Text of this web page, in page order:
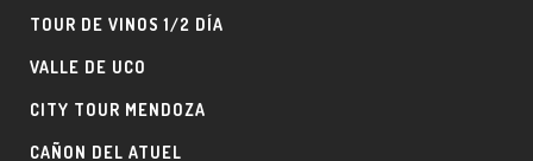
TOUR DE VINOS 1/2 DÍA
VALLE DE UCO
CITY TOUR MENDOZA
CAÑON DEL ATUEL